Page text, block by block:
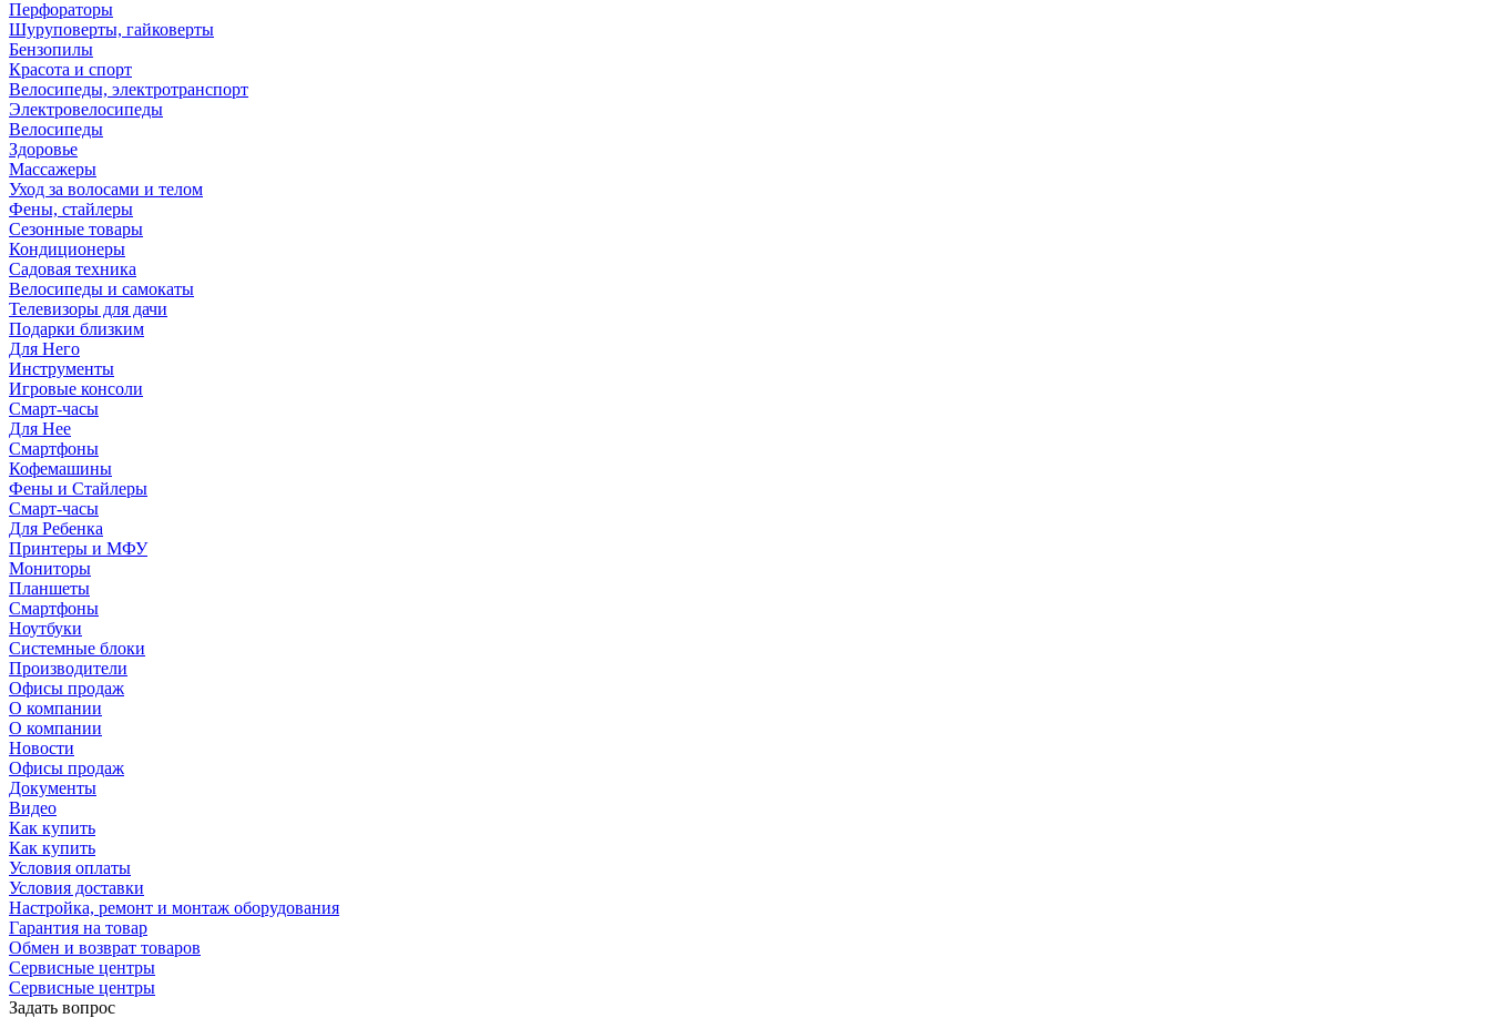
Перфораторы
Шуруповерты, гайковерты
Бензопилы
Красота и спорт
Велосипеды, электротранспорт
Электровелосипеды
Велосипеды
Здоровье
Массажеры
Уход за волосами и телом
Фены, стайлеры
Сезонные товары
Кондиционеры
Садовая техника
Велосипеды и самокаты
Телевизоры для дачи
Подарки близким
Для Него
Инструменты
Игровые консоли
Смарт-часы
Для Нее
Смартфоны
Кофемашины
Фены и Стайлеры
Смарт-часы
Для Ребенка
Принтеры и МФУ
Мониторы
Планшеты
Смартфоны
Ноутбуки
Системные блоки
Производители
Офисы продаж
О компании
О компании
Новости
Офисы продаж
Документы
Видео
Как купить
Как купить
Условия оплаты
Условия доставки
Настройка, ремонт и монтаж оборудования
Гарантия на товар
Обмен и возврат товаров
Сервисные центры
Сервисные центры
Задать вопрос